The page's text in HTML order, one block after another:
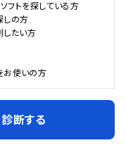
フトを探している方
しの方
したい方
お使いの方
断する